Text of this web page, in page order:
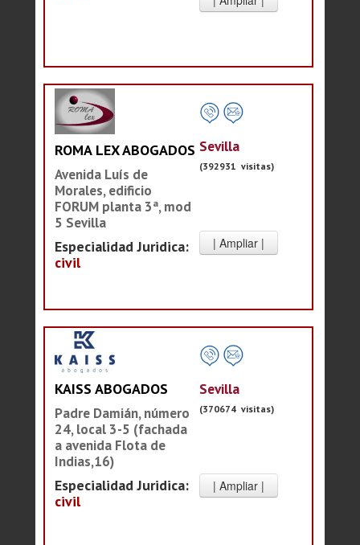
ROMA LEX ABOGADOS
Avenida Luís de
Morales, edificio
FORUM planta 3ª, mod
5 Sevilla
Especialidad Juridica:
civil
Sevilla
(392931 visitas)
KAISS ABOGADOS
Padre Damián, número
24, local 3-5 (fachada
a avenida Flota de
Indias,16)
Especialidad Juridica:
civil
Sevilla
(370674 visitas)